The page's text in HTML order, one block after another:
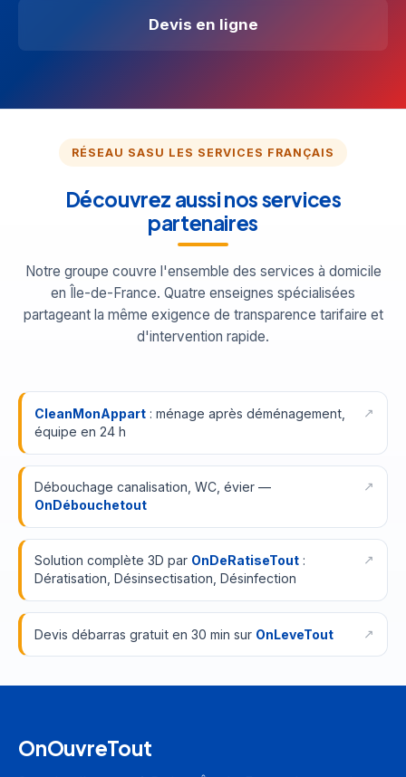
Devis en ligne
RÉSEAU SASU LES SERVICES FRANÇAIS
Découvrez aussi nos services
partenaires
Notre groupe couvre l'ensemble des services à domicile
en Île-de-France. Quatre enseignes spécialisées
partageant la même exigence de transparence tarifaire et
d'intervention rapide.
CleanMonAppart: ménage après déménagement,
équipe en 24 h
Débouchage canalisation, WC, évier —
OnDébouchetout
Solution complète 3D par OnDeRatiseTout:
Dératisation, Désinsectisation, Désinfection
Devis débarras gratuit en 30 min sur OnLeveTout
OnOuvreTout